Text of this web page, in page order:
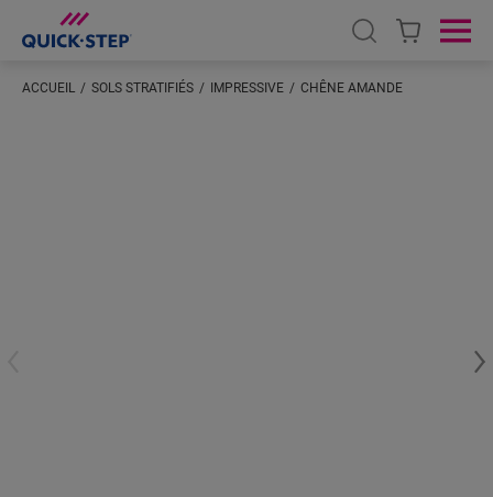
Open search
ACCUEIL SOLS STRATIFIÉS IMPRESSIVE CHÊNE AMANDE